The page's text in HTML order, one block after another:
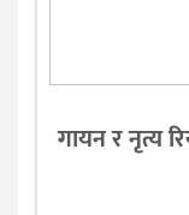
गायन र नृत्य